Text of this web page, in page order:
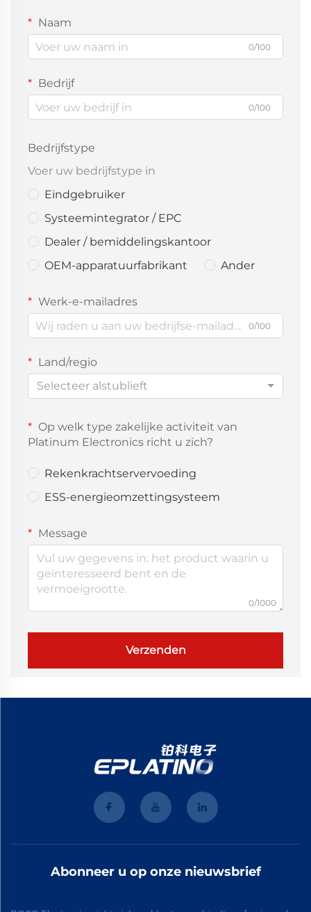
Naam
0/100
Bedrijf
0/100
Bedrijfstype
Voer uw bedrijfstype in
Eindgebruiker
Systeemintegrator / EPC
Dealer / bemiddelingskantoor
OEM-apparatuurfabrikant
Ander
Werk-e-mailadres
0/100
Land/regio
Selecteer alstublieft
Op welk type zakelijke activiteit van
Platinum Electronics richt u zich?
Rekenkrachtservervoeding
ESS-energieomzettingsysteem
Message
0/1000
Verzenden
Abonneer u op onze nieuwsbrief